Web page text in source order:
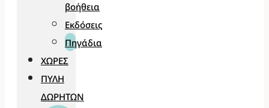
βοήθεια
Εκδόσεις
Πηγάδια
ΧΏΡΕΣ
ΠΎΛΗ
ΔΩΡΗΤΏΝ